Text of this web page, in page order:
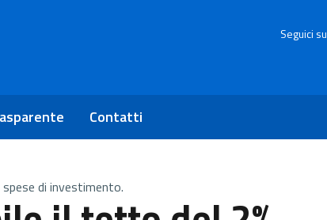
Seguici su
Contatti
di investimento.